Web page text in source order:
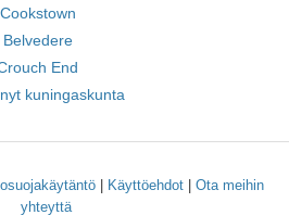
Cookstown
Belvedere
End
kuningaskunta
| Käyttöehdot| Ota meihin
yhteyttä